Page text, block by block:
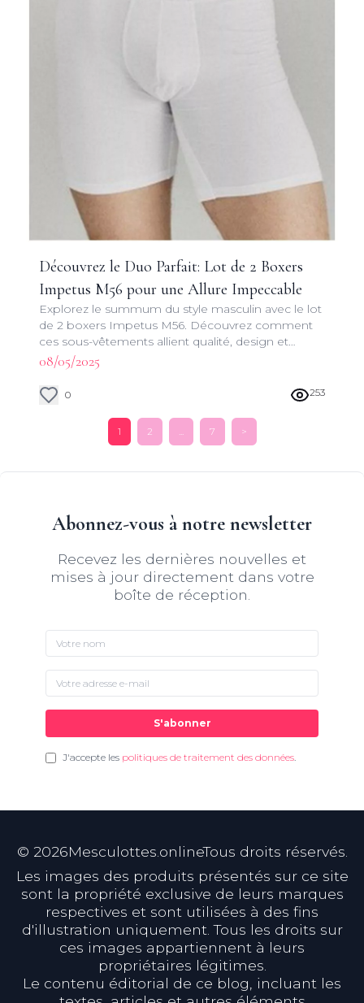
Découvrez le Duo Parfait: Lot de 2 Boxers
Impetus M56 pour une Allure Impeccable
Explorez le summum du style masculin avec le lot
de 2 boxers Impetus M56. Découvrez comment
ces sous-vêtements allient qualité, design et
praticité pour une expérience vestimentaire
inégalée.
08/05/2025
0 253
1 2 ... 7 >
Abonnez-vous à notre newsletter
Recevez les dernières nouvelles et
mises à jour directement dans votre
boîte de réception.
S'abonner
J'accepte les politiques de traitement des données.
© 2026Mesculottes.onlineTous droits réservés.
Les images des produits présentés sur ce site
sont la propriété exclusive de leurs marques
respectives et sont utilisées à des fins
d'illustration uniquement. Tous les droits sur
ces images appartiennent à leurs
propriétaires légitimes.
Le contenu éditorial de ce blog, incluant les